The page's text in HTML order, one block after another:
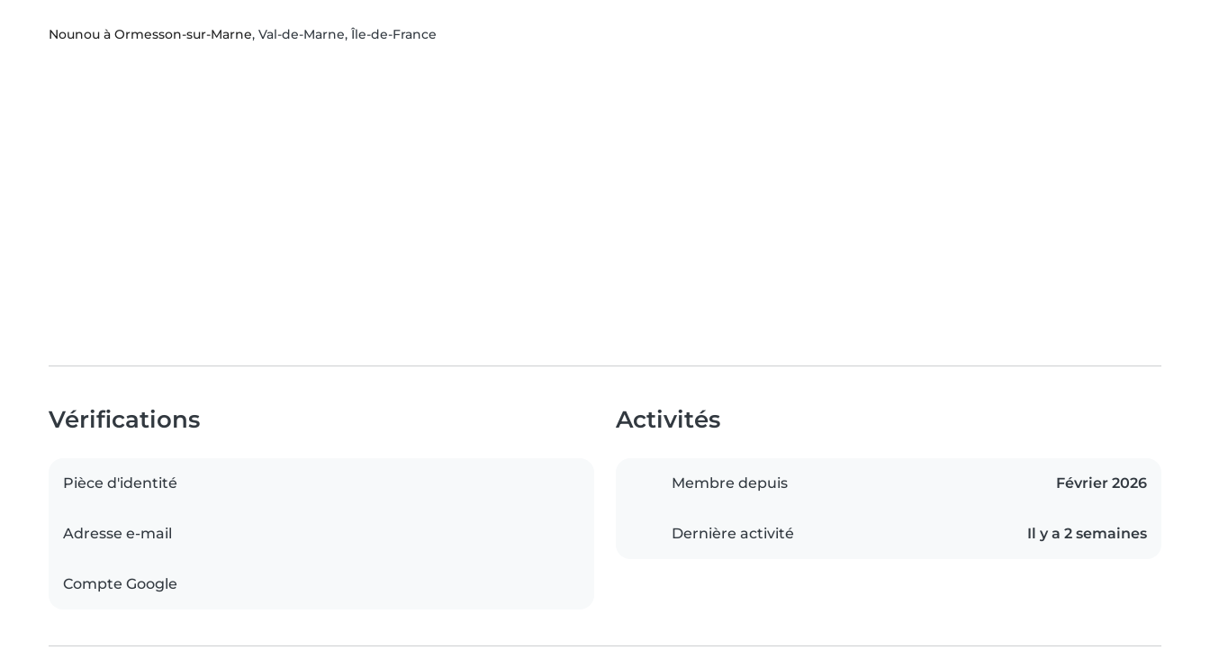
Nounou à Ormesson-sur-Marne, Val-de-Marne, Île-de-France
Vérifications
Pièce d'identité
Adresse e-mail
Compte Google
Activités
Membre depuis Février 2026
Dernière activité Il y a 2 semaines